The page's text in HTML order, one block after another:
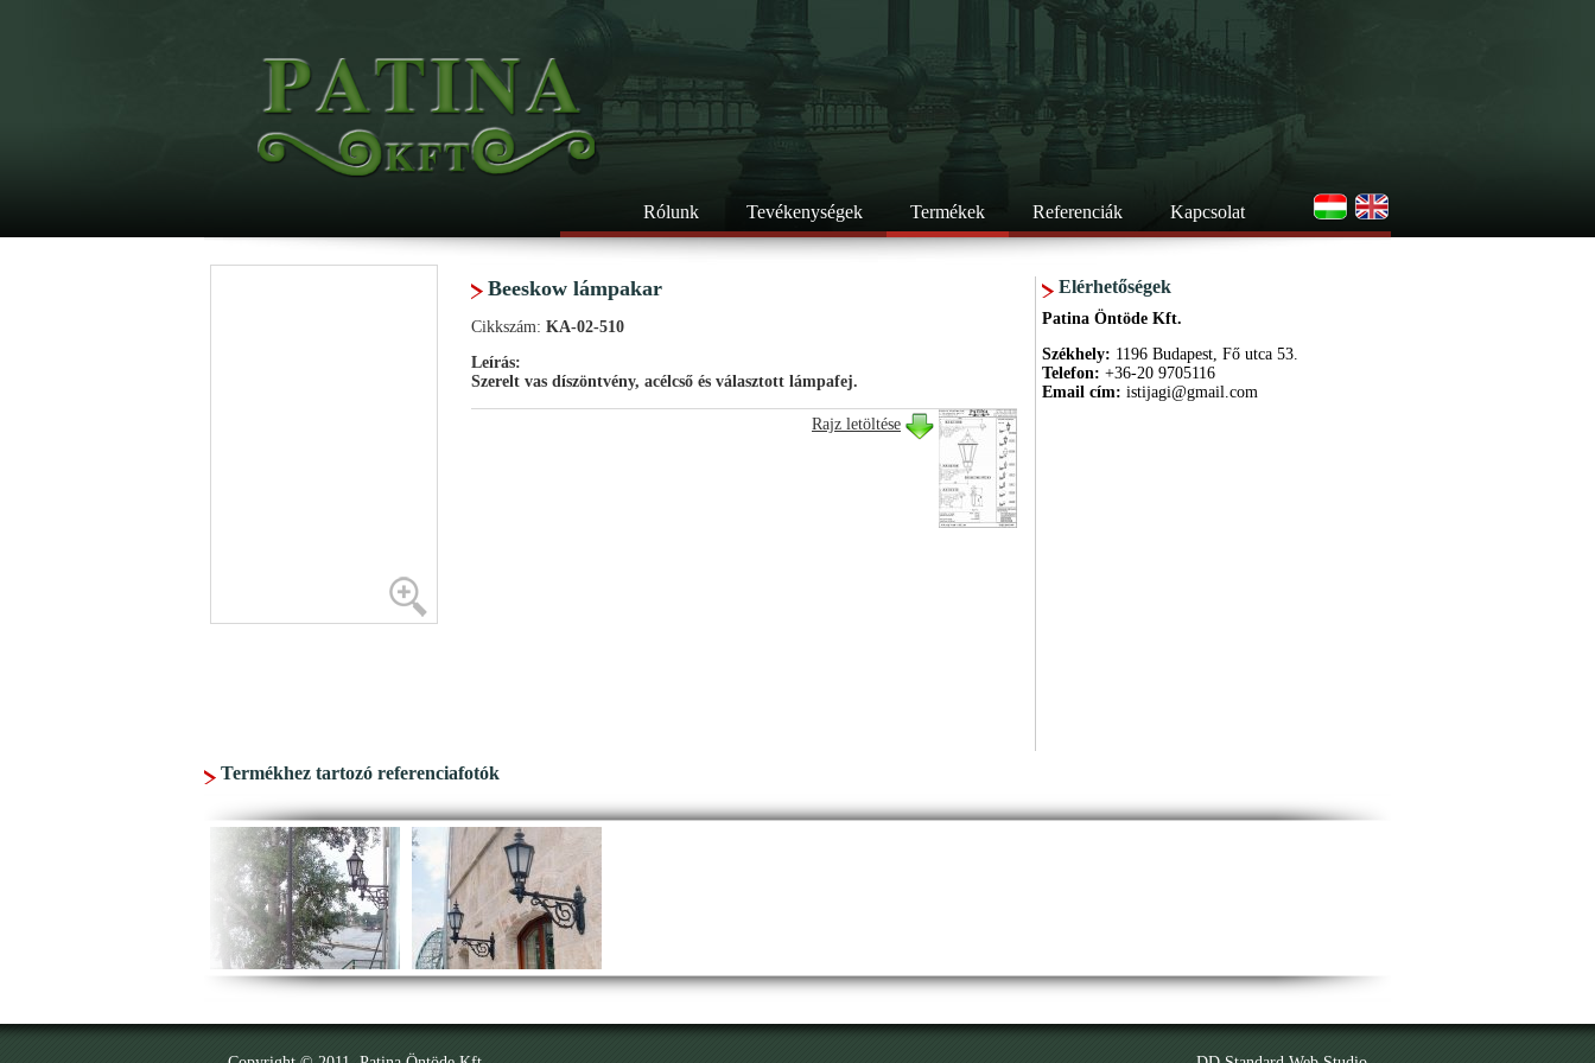
Rólunk Tevékenységek Termékek Referenciák Kapcsolat
Beeskow lámpakar
Cikkszám: KA-02-510
Leírás:
Szerelt vas díszöntvény, acélcső és választott lámpafej.
Rajz letöltése
Elérhetőségek
Patina Öntöde Kft.
Székhely: 1196 Budapest, Fő utca 53.
Telefon: +36-20 9705116
Email cím: istijagi@gmail.com
Termékhez tartozó referenciafotók